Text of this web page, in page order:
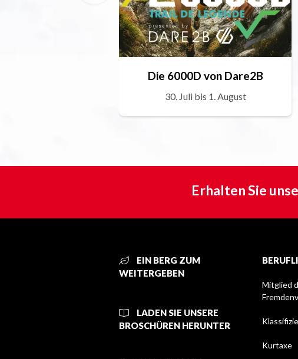
Die 6000D von Dare2B
30. Juli bis 1. August
Erhalten Sie
EIN BERG ZUM
WEITERGEBEN
LADEN SIE UNSERE
BROSCHÜREN HERUNTER
Mitglied
Kurtaxe